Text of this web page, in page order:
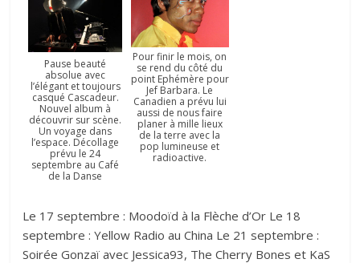
Pause beauté
absolue avec
l’élégant et toujours
casqué Cascadeur.
Nouvel album à
découvrir sur scène.
Un voyage dans
l’espace. Décollage
prévu le 24
septembre au Café
de la Danse
Pour finir le mois, on
se rend du côté du
point Ephémère pour
Jef Barbara. Le
Canadien a prévu lui
aussi de nous faire
planer à mille lieux
de la terre avec la
pop lumineuse et
radioactive.
Le 17 septembre : Moodoïd à la Flèche d’Or Le 18
septembre : Yellow Radio au China Le 21 septembre :
Soirée Gonzaï avec Jessica93, The Cherry Bones et KaS